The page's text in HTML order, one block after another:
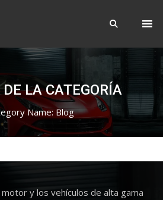
LA CATEGORÍA
Name: Blog
y los vehículos de alta gama